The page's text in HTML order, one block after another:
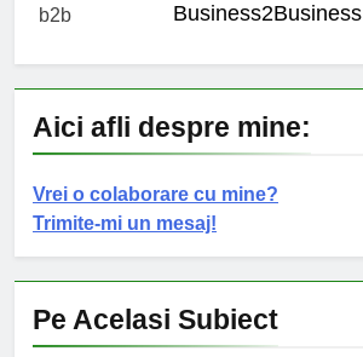
Business2Business
Aici afli despre mine:
Vrei o colaborare cu mine?
Trimite-mi un mesaj!
Pe Acelasi Subiect